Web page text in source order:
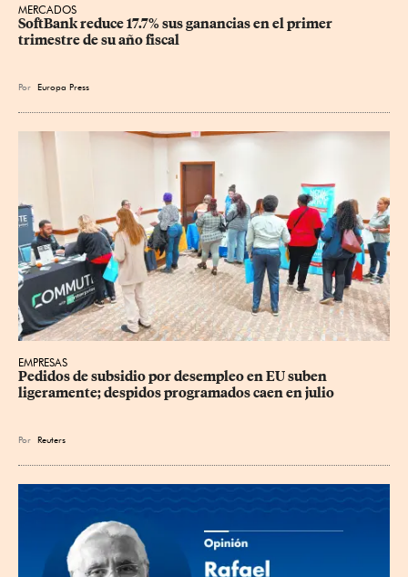
MERCADOS
SoftBank reduce 17.7% sus ganancias en el primer
trimestre de su año fiscal
Por Europa Press
EMPRESAS
Pedidos de subsidio por desempleo en EU suben
ligeramente; despidos programados caen en julio
Por Reuters